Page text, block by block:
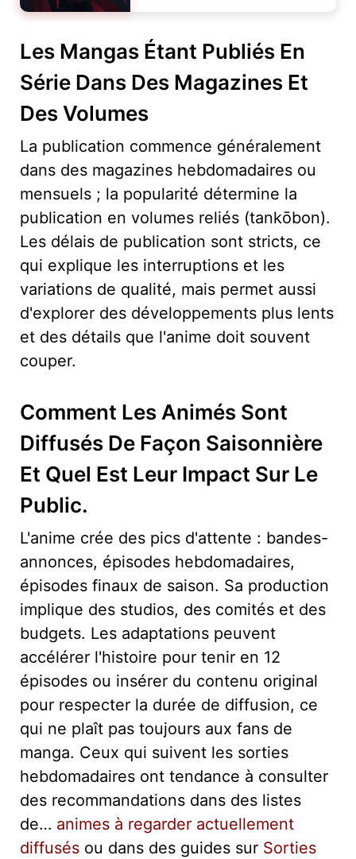
Les Mangas Étant Publiés En
Série Dans Des Magazines Et
Des Volumes
La publication commence généralement
dans des magazines hebdomadaires ou
mensuels ; la popularité détermine la
publication en volumes reliés (tankōbon).
Les délais de publication sont stricts, ce
qui explique les interruptions et les
variations de qualité, mais permet aussi
d'explorer des développements plus lents
et des détails que l'anime doit souvent
couper.
Comment Les Animés Sont
Diffusés De Façon Saisonnière
Et Quel Est Leur Impact Sur Le
Public.
L'anime crée des pics d'attente : bandes-
annonces, épisodes hebdomadaires,
épisodes finaux de saison. Sa production
implique des studios, des comités et des
budgets. Les adaptations peuvent
accélérer l'histoire pour tenir en 12
épisodes ou insérer du contenu original
pour respecter la durée de diffusion, ce
qui ne plaît pas toujours aux fans de
manga. Ceux qui suivent les sorties
hebdomadaires ont tendance à consulter
des recommandations dans des listes
de… animes à regarder actuellement
diffusés ou dans des guides sur Sorties